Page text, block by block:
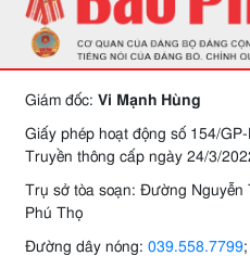
Giám đốc: Vi Mạnh Hùng
Giấy phép hoạt động số 154/
Truyền thông cấp ngày 24/3/
Trụ sở tòa soạn: Đường Nguyễn
Phú Thọ
Đường dây nóng: 039.558.7799